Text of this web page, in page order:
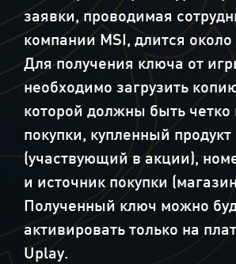
заявки, проводимая
компании MSI, длится
Для получения ключа от
необходимо загрузить
которой должны быть четко
покупки, купленный продукт
(участвующий в акции),
и источник покупки
Полученный ключ можно
активировать только на
Uplay.